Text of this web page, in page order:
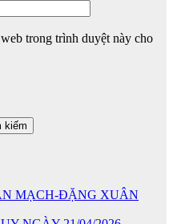
trong trình duyệt này cho
kiếm
MẠCH-ĐẶNG XUÂN